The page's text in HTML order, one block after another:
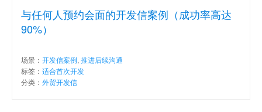
与任何人预约会面的开发信案例（成功率高达
90%）
场景： 开发信案例, 推进后续沟通
标签： 适合首次开发
分类： 外贸开发信